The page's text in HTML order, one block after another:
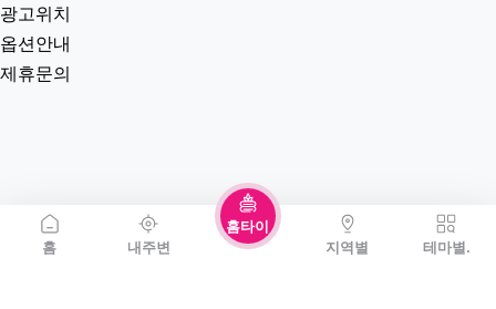
홈 내주변
홈타이
지역별
테마별.
광고위치
옵션안내
제휴문의